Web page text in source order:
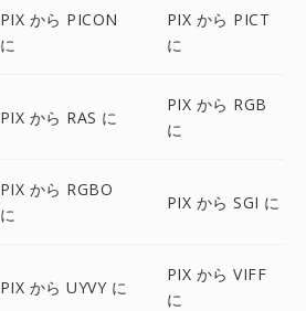
PIX から PICON
に
PIX から PICT
に
PIX から RAS に
PIX から RGB
に
PIX から RGBO
に
PIX から SGI に
PIX から UYVY に
PIX から VIFF
に